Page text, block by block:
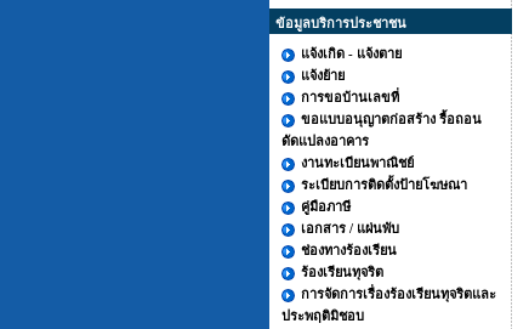
ข้อมูลบริการประชาชน
แจ้งเกิด - แจ้งตาย
แจ้งย้าย
การขอบ้านเลขที่
ขอแบบอนุญาตก่อสร้าง รื้อถอน
ดัดแปลงอาคาร
งานทะเบียนพาณิชย์
ระเบียบการติดตั้งป้ายโฆษณา
คู่มือภาษี
เอกสาร / แผ่นพับ
ช่องทางร้องเรียน
ร้องเรียนทุจริต
การจัดการเรื่องร้องเรียนทุจริตและ
ประพฤติมิชอบ